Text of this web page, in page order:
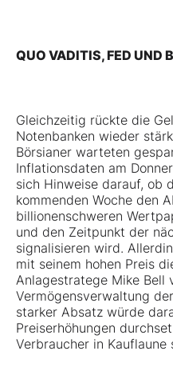
QUO VADITIS, FED UND
Gleichzeitig rückte die
Notenbanken wieder
Börsianer warteten
Inflationsdaten am
sich Hinweise darauf, ob
kommenden Woche den
billionenschweren
und den Zeitpunkt der
signalisieren wird.
mit seinem hohen Preis
Anlagestratege Mike Bell
Vermögensverwaltung
starker Absatz würde
Preiserhöhungen
Verbraucher in Kauflaune